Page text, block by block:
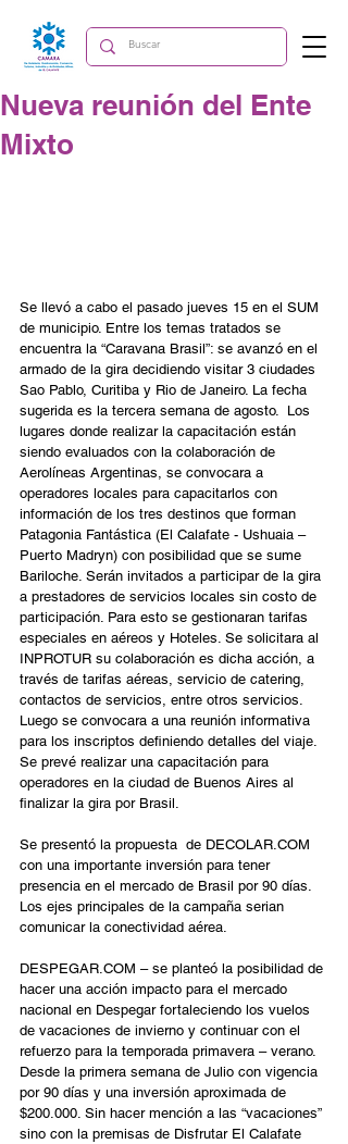
Nueva reunión del Ente
Mixto
Se llevó a cabo el pasado jueves 15 en el SUM
de municipio. Entre los temas tratados se
encuentra la “Caravana Brasil”: se avanzó en el
armado de la gira decidiendo visitar 3 ciudades
Sao Pablo, Curitiba y Rio de Janeiro. La fecha
sugerida es la tercera semana de agosto.  Los
lugares donde realizar la capacitación están
siendo evaluados con la colaboración de
Aerolíneas Argentinas, se convocara a
operadores locales para capacitarlos con
información de los tres destinos que forman
Patagonia Fantástica (El Calafate - Ushuaia –
Puerto Madryn) con posibilidad que se sume
Bariloche. Serán invitados a participar de la gira
a prestadores de servicios locales sin costo de
participación. Para esto se gestionaran tarifas
especiales en aéreos y Hoteles. Se solicitara al
INPROTUR su colaboración es dicha acción, a
través de tarifas aéreas, servicio de catering,
contactos de servicios, entre otros servicios.
Luego se convocara a una reunión informativa
para los inscriptos definiendo detalles del viaje.
Se prevé realizar una capacitación para
operadores en la ciudad de Buenos Aires al
finalizar la gira por Brasil.
Se presentó la propuesta  de DECOLAR.COM
con una importante inversión para tener
presencia en el mercado de Brasil por 90 días.
Los ejes principales de la campaña serian
comunicar la conectividad aérea.
DESPEGAR.COM – se planteó la posibilidad de
hacer una acción impacto para el mercado
nacional en Despegar fortaleciendo los vuelos
de vacaciones de invierno y continuar con el
refuerzo para la temporada primavera – verano.
Desde la primera semana de Julio con vigencia
por 90 días y una inversión aproximada de
$200.000. Sin hacer mención a las “vacaciones”
sino con la premisas de Disfrutar El Calafate